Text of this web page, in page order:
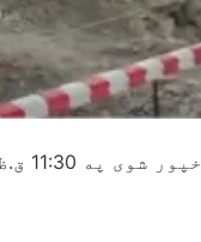
خپور شوی په 11:30 ق.ظ